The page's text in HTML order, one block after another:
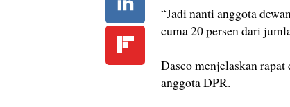
“Jadi nanti anggota
cuma 20 persen dari
Dasco menjelaskan
anggota DPR.